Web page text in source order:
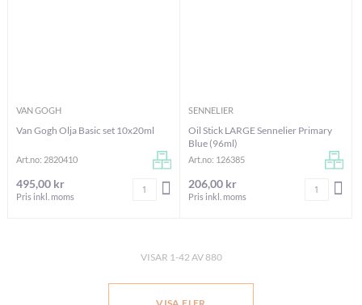
VAN GOGH
Van Gogh Olja Basic set 10x20ml
Art.no: 2820410
495,00 kr
Pris inkl. moms
Antal LÄGG I VARUKORGEN
SENNELIER
Oil Stick LARGE Sennelier Primary
Blue (96ml)
Art.no: 126385
206,00 kr
Pris inkl. moms
Antal
VISAR 1-42 AV880